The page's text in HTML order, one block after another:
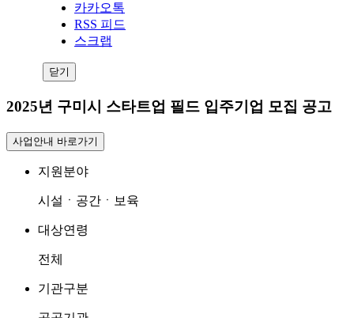
카카오톡
RSS 피드
스크랩
닫기
2025년 구미시 스타트업 필드 입주기업 모집 공고
사업안내 바로가기
지원분야
시설ㆍ공간ㆍ보육
대상연령
전체
기관구분